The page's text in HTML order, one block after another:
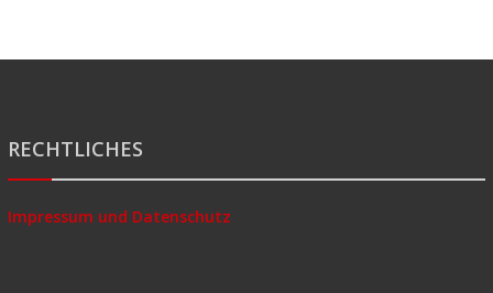
RECHTLICHES
Impressum und Datenschutz